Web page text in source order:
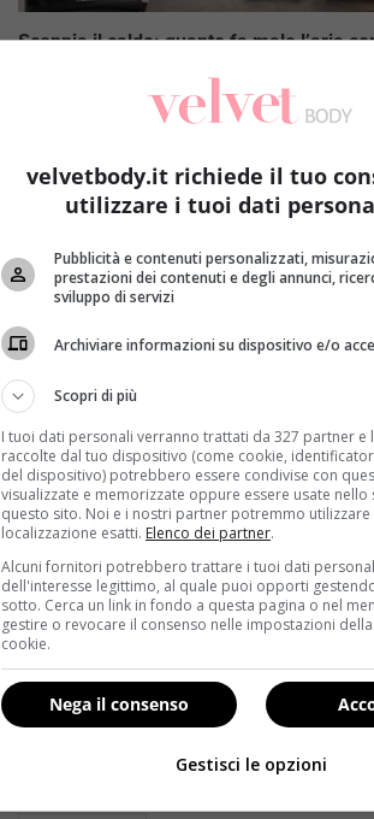
Scoppia il caldo: quanto fa male l’aria
5 Luglio 2018
accendono i condizionatori delle
soprattutto degli...
Bellezza
Acqua termale spray: benessere per la
portata di mano
Redazione 25 Luglio 2014
L’acqua termale in versione spray si sta
diffondendo sempre di più, soprattutto
velvetbody.it richiede il tuo
utilizzare i tuoi dati
Pubblicità e contenuti personalizzati,
prestazioni dei contenuti e degli annunci,
sviluppo di servizi
Archiviare informazioni su dispositivo e/o
Scopri di più
I tuoi dati personali verranno trattati da 327 partner e
raccolte dal tuo dispositivo (come cookie,
del dispositivo) potrebbero essere condivise con
visualizzate e memorizzate oppure essere usate nello
questo sito. Noi e i nostri partner potremmo utilizzare
localizzazione esatti. Elenco dei partner.
Alcuni fornitori potrebbero trattare i tuoi dati
dell'interesse legittimo, al quale puoi opporti
sotto. Cerca un link in fondo a questa pagina o nel
gestire o revocare il consenso nelle impostazioni
cookie.
Nega il consenso
Gestisci le opzioni